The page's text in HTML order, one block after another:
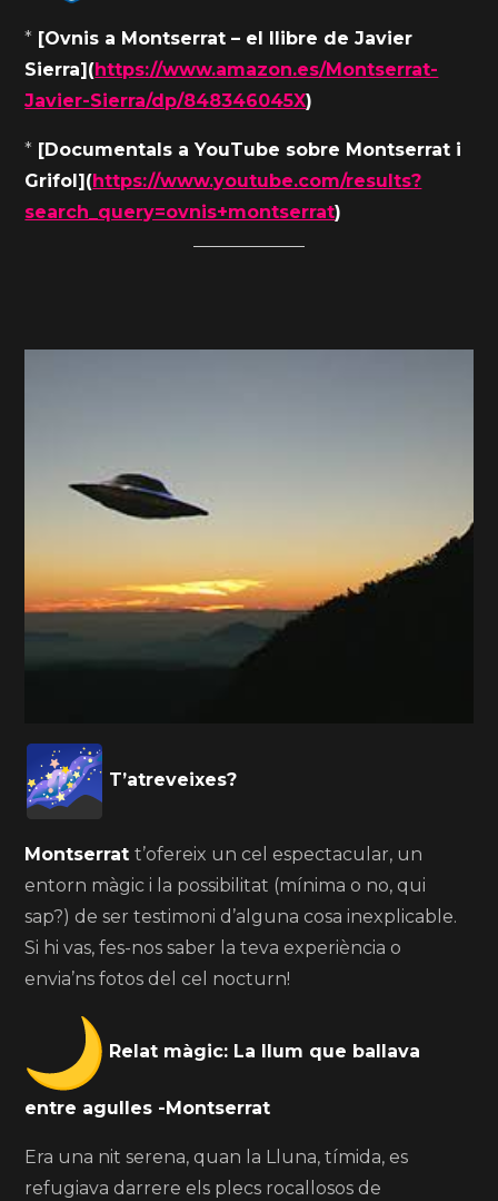
* [Ovnis a Montserrat – el llibre de Javier
Sierra](https://www.amazon.es/Montserrat-
Javier-Sierra/dp/848346045X)
* [Documentals a YouTube sobre Montserrat i
Grifol](https://www.youtube.com/results?
search_query=ovnis+montserrat)
T’atreveixes?
Montserratt’ofereix un cel espectacular, un
entorn màgic i la possibilitat (mínima o no, qui
sap?) de ser testimoni d’alguna cosa inexplicable.
Si hi vas, fes-nos saber la teva experiència o
envia’ns fotos del cel nocturn!
Relat màgic: La llum que ballava
entre agulles -Montserrat
Era una nit serena, quan la Lluna, tímida, es
refugiava darrere els plecs rocallosos de